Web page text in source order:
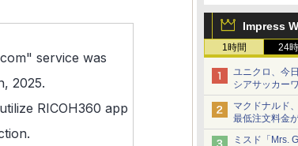
Impress
1時間 24
ユニクロ、今
シアサッカー
ショーツは
マクドナルド
最低注文料金
1,500円から受
ミスド「Mrs.